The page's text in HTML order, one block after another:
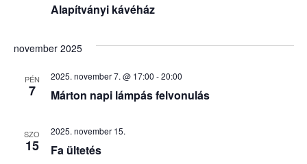
Alapítványi kávéház
november 2025
PÉN
7 Márton napi lámpás felvonulás
2025. november 7. @ 17:00 -20:00
SZO
15 Fa ültetés
2025. november 15.